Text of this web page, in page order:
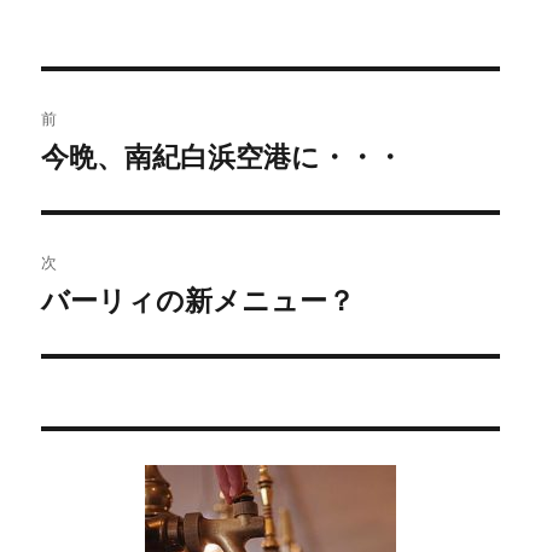
稿
ビ
ゲ
ー
前
過
の
投
稿:
今晩、南紀白浜空港に・・・
次
次
投
バーリィの新メニュー？